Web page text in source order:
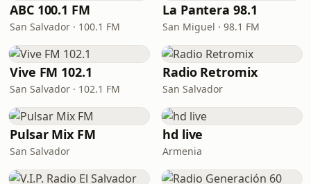
ABC 100.1 FM
San Salvador · 100.1 FM
La Pantera 98.1
San Miguel · 98.1 FM
Vive FM 102.1
San Salvador · 102.1 FM
Radio Retromix
San Salvador
Pulsar Mix FM
San Salvador
hd live
Armenia